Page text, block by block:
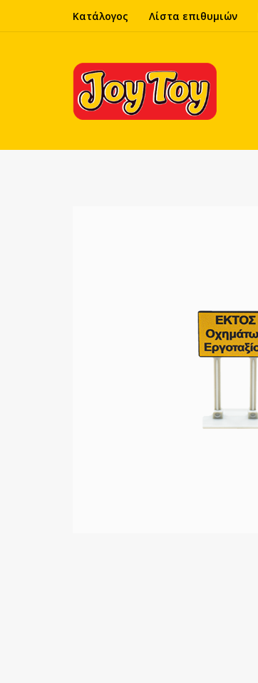
Κατάλογος Λίστα επιθυμιών